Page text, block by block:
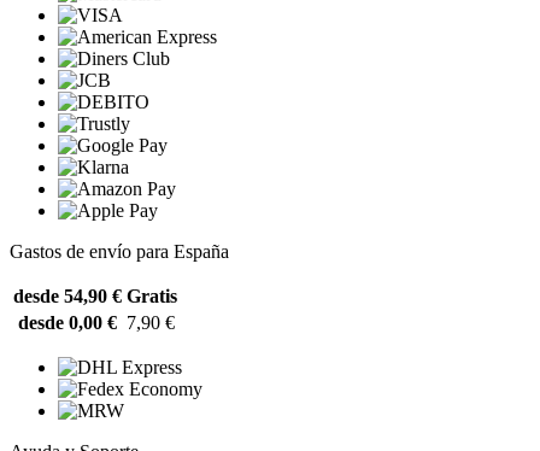
Gastos de envío para España
desde 54,90 € Gratis
desde 0,00 € 7,90 €